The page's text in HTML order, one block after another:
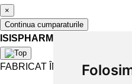
×
Continua cumparaturile
ISISPHARMA
FABRICAT ÎN FRANȚA